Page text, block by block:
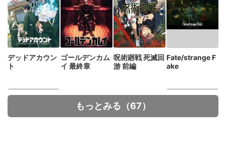
デッドアカウン
ト
ゴールデンカム
イ 最終章
呪術廻戦 死滅回
游 前編
Fate/strange F
ake
もっとみる（67）